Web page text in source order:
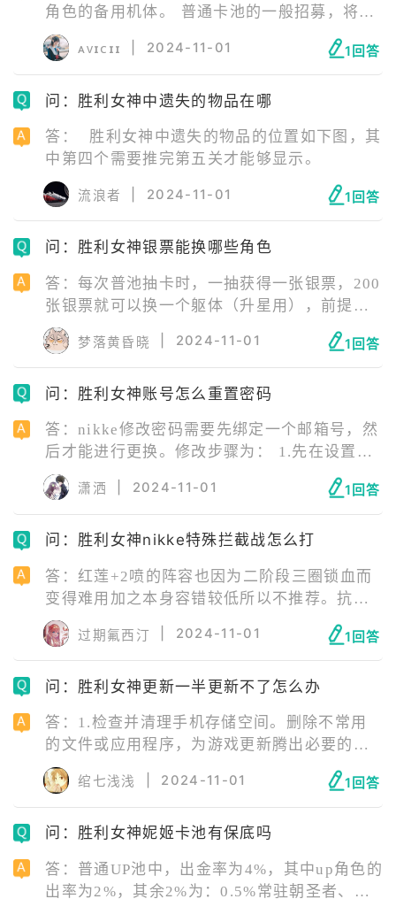
角色的备用机体。 普通卡池的一般招募，将累
积与该数字一样多的白银积分票，累计200抽，
可购买 普丽瓦蒂、克拉乌、阿莉亚、银华、梅
里、鲁德米拉的备用机体之一。
ᴀᴠɪᴄɪɪ 2024-11-01 1回答
问：胜利女神中遗失的物品在哪
答： 胜利女神中遗失的物品的位置如下图，其
中第四个需要推完第五关才能够显示。
流浪者 2024-11-01 1回答
问：胜利女神银票能换哪些角色
答：每次普池抽卡时，一抽获得一张银票，200
张银票就可以换一个躯体（升星用），前提是
至少有一张本体卡。 积分商店的躯体是在上图
范围内随机每天轮换的，1.5周年如果再送一个
免费ssr估计也会加进去，总之这个范围基本定
型了不会有太大改动。 胜利女神银票能兑换的
梦落黄昏晓 2024-11-01 1回答
问：胜利女神账号怎么重置密码
答：nikke修改密码需要先绑定一个邮箱号，然
后才能进行更换。修改步骤为： 1.先在设置里
登出账号，回到登陆界面，选择修改密码。 2.
输入之前绑定的邮箱以及新密码进行重置。
潇洒 2024-11-01 1回答
问：胜利女神nikke特殊拦截战怎么打
答：红莲+2喷的阵容也因为二阶段三圈锁血而
变得难用加之本身容错较低所以不推荐。抗一
次钻头需要160级时49W血3000防左右请把你
的装备匀给你的火力角色保证不要减员记得装
上魔方有很多血量。这个boss的小钻头是一个
都不能吃的要全部清掉。
过期氟西汀 2024-11-01 1回答
问：胜利女神更新一半更新不了怎么办
答：1.检查并清理手机存储空间。删除不常用
的文件或应用程序，为游戏更新腾出必要的空
间。 2.若发现更新速度缓慢或无法更新，请尝
试以下优化策略：确保手机连接至稳定的Wi-Fi
网络，或选择其他可靠的网络连接。利用
ourplay加速器，进一步减少网络延迟和丢包
绾七浅浅 2024-11-01 1回答
问：胜利女神妮姬卡池有保底吗
答：普通UP池中，出金率为4%，其中up角色的
出率为2%，其余2%为：0.5%常驻朝圣者、